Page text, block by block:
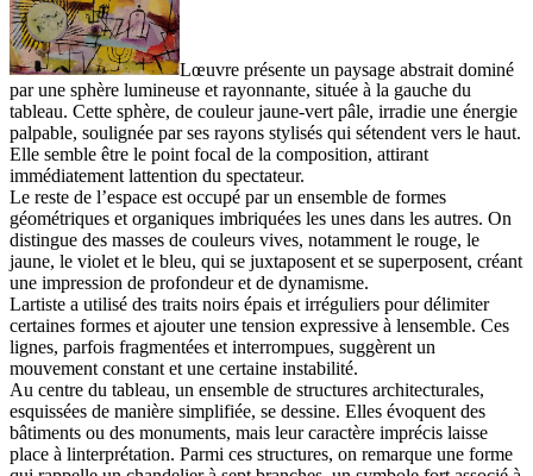
Lœuvre présente un paysage abstrait dominé
par une sphère lumineuse et rayonnante, située à la gauche du
tableau. Cette sphère, de couleur jaune-vert pâle, irradie une énergie
palpable, soulignée par ses rayons stylisés qui sétendent vers le haut.
Elle semble être le point focal de la composition, attirant
immédiatement lattention du spectateur.
Le reste de l’espace est occupé par un ensemble de formes
géométriques et organiques imbriquées les unes dans les autres. On
distingue des masses de couleurs vives, notamment le rouge, le
jaune, le violet et le bleu, qui se juxtaposent et se superposent, créant
une impression de profondeur et de dynamisme.
Lartiste a utilisé des traits noirs épais et irréguliers pour délimiter
certaines formes et ajouter une tension expressive à lensemble. Ces
lignes, parfois fragmentées et interrompues, suggèrent un
mouvement constant et une certaine instabilité.
Au centre du tableau, un ensemble de structures architecturales,
esquissées de manière simplifiée, se dessine. Elles évoquent des
bâtiments ou des monuments, mais leur caractère imprécis laisse
place à linterprétation. Parmi ces structures, on remarque une forme